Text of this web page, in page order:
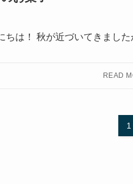
ちは！ 秋が近づいてきまし
1